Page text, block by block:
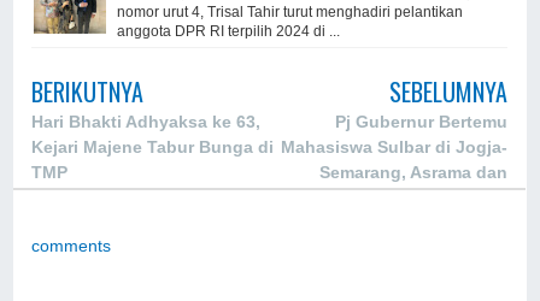
nomor urut 4, Trisal Tahir turut menghadiri pelantikan
anggota DPR RI terpilih 2024 di ...
BERIKUTNYA
Hari Bhakti Adhyaksa ke 63,
Kejari Majene Tabur Bunga di
TMP
SEBELUMNYA
Pj Gubernur Bertemu
Mahasiswa Sulbar di Jogja-
Semarang, Asrama dan
comments